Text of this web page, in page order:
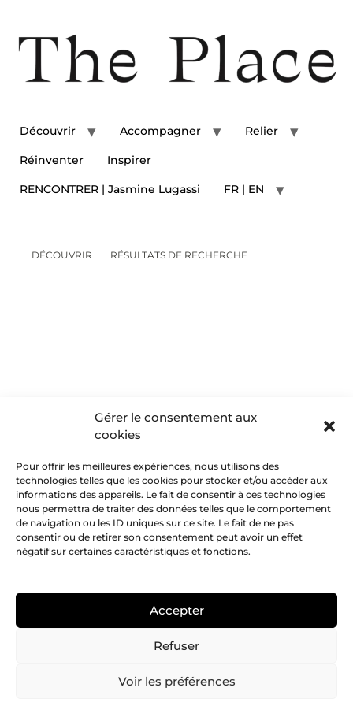
Gérer le consentement aux
cookies
Pour offrir les meilleures expériences, nous utilisons des
technologies telles que les cookies pour stocker et/ou accéder aux
informations des appareils. Le fait de consentir à ces technologies
nous permettra de traiter des données telles que le comportement
de navigation ou les ID uniques sur ce site. Le fait de ne pas
consentir ou de retirer son consentement peut avoir un effet
négatif sur certaines caractéristiques et fonctions.
Accepter
Refuser
Voir les préférences
Découvrir Accompagner Relier
Réinventer Inspirer
RENCONTRER | Jasmine Lugassi FR | EN
DÉCOUVRIR RÉSULTATS DE RECHERCHE